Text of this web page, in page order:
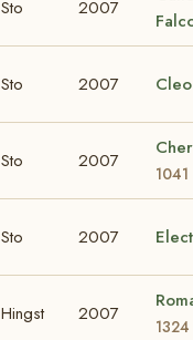
Sto 2007
Sto 2007
Sto 2007
1041
Sto 2007
Hingst 2007
1324